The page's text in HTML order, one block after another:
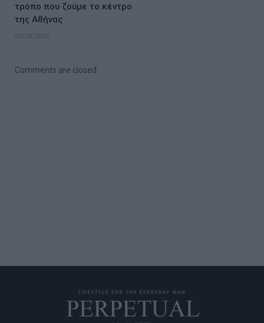
τρόπο που ζούμε το κέντρο
της Αθήνας
05/08/2026
Comments are closed.